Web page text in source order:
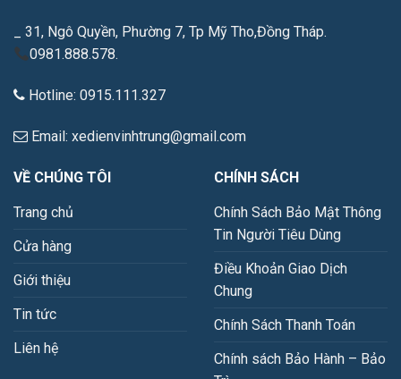
_ 31, Ngô Quyền, Phường 7, Tp Mỹ Tho,Đồng Tháp.
0981.888.578.
Hotline: 0915.111.327
Email: xedienvinhtrung@gmail.com
VỀ CHÚNG TÔI
Trang chủ
Cửa hàng
Giới thiệu
Tin tức
Liên hệ
CHÍNH SÁCH
Chính Sách Bảo Mật Thông
Tin Người Tiêu Dùng
Điều Khoản Giao Dịch
Chung
Chính Sách Thanh Toán
Chính sách Bảo Hành – Bảo